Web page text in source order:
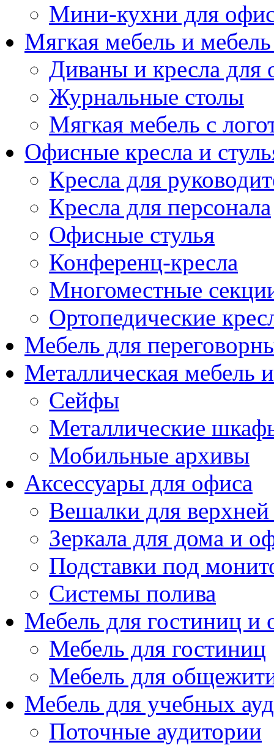
Мини-кухни для
Мягкая мебель и
Диваны и кресла для
Журнальные столы
Мягкая мебель с
Офисные кресла и
Кресла для
Кресла для персонала
Офисные стулья
Конференц-кресла
Многоместные
Ортопедические
Мебель для
Металлическая мебель
Сейфы
Металлические
Мобильные архивы
Аксессуары для офиса
Вешалки для
Зеркала для дома и
Подставки под
Системы полива
Мебель для гостиниц
Мебель для гостиниц
Мебель для
Мебель для учебных
Поточные аудитории